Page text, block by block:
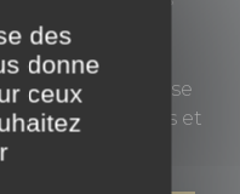
interprète les
française
pour sols et
des
donne
ceux